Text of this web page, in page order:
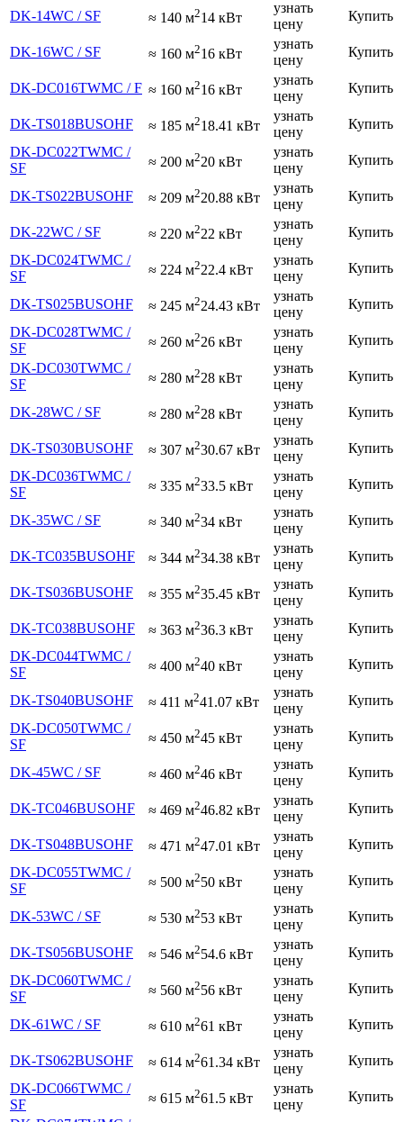
DK-14WC / SF ≈ 140 м214 кВт
узнать
цену
Купить
DK-16WC / SF ≈ 160 м216 кВт
узнать
цену
Купить
DK-DC016TWMC / F ≈ 160 м216 кВт
узнать
цену
Купить
DK-TS018BUSOHF ≈ 185 м218.41 кВт
узнать
цену
Купить
DK-DC022TWMC /
SF
≈ 200 м220 кВт
узнать
цену
Купить
DK-TS022BUSOHF ≈ 209 м220.88 кВт
узнать
цену
Купить
DK-22WC / SF ≈ 220 м222 кВт
узнать
цену
Купить
DK-DC024TWMC /
SF
≈ 224 м222.4 кВт
узнать
цену
Купить
DK-TS025BUSOHF ≈ 245 м224.43 кВт
узнать
цену
Купить
DK-DC028TWMC /
SF
≈ 260 м226 кВт
узнать
цену
Купить
DK-DC030TWMC /
SF
≈ 280 м228 кВт
узнать
цену
Купить
DK-28WC / SF ≈ 280 м228 кВт
узнать
цену
Купить
DK-TS030BUSOHF ≈ 307 м230.67 кВт
узнать
цену
Купить
DK-DC036TWMC /
SF
≈ 335 м233.5 кВт
узнать
цену
Купить
DK-35WC / SF ≈ 340 м234 кВт
узнать
цену
Купить
DK-TС035BUSOHF ≈ 344 м234.38 кВт
узнать
цену
Купить
DK-TS036BUSOHF ≈ 355 м235.45 кВт
узнать
цену
Купить
DK-TС038BUSOHF ≈ 363 м236.3 кВт
узнать
цену
Купить
DK-DC044TWMC /
SF
≈ 400 м240 кВт
узнать
цену
Купить
DK-TS040BUSOHF ≈ 411 м241.07 кВт
узнать
цену
Купить
DK-DC050TWMC /
SF
≈ 450 м245 кВт
узнать
цену
Купить
DK-45WC / SF ≈ 460 м246 кВт
узнать
цену
Купить
DK-TС046BUSOHF ≈ 469 м246.82 кВт
узнать
цену
Купить
DK-TS048BUSOHF ≈ 471 м247.01 кВт
узнать
цену
Купить
DK-DC055TWMC /
SF
≈ 500 м250 кВт
узнать
цену
Купить
DK-53WC / SF ≈ 530 м253 кВт
узнать
цену
Купить
DK-TS056BUSOHF ≈ 546 м254.6 кВт
узнать
цену
Купить
DK-DC060TWMC /
SF
≈ 560 м256 кВт
узнать
цену
Купить
DK-61WC / SF ≈ 610 м261 кВт
узнать
цену
Купить
DK-TS062BUSOHF ≈ 614 м261.34 кВт
узнать
цену
Купить
DK-DC066TWMC /
SF
≈ 615 м261.5 кВт
узнать
цену
Купить